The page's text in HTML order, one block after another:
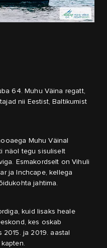
64. Muhu Väina regatt,
nii Eestist, Baltikumist
Muhu Väinal
näol tegu sisuliselt
Esmakordselt on Vihuli
ja Inchcape, kellega
jahtima.
kuid lisaks heale
kes oskab
ja 2019. aastal